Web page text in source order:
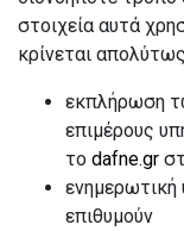
στοιχεία αυτά
κρίνεται
εκπλήρωση
επιμέρους
το dafne.gr
επιθυμούν